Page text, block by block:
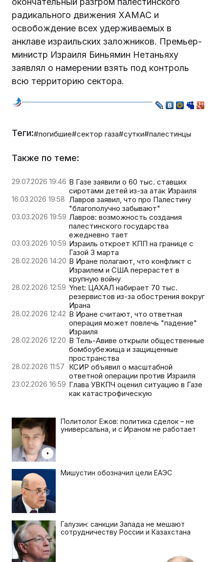
радикального движения ХАМАС и
освобождение всех удерживаемых в
анклаве израильских заложников. Премьер-
министр Израиля Биньямин Нетаньяху
заявлял о намерении взять под контроль
всю территорию сектора.
Теги:#погибшие#сектор газа#сутки#палестинцы
Также по теме:
29.07.2026 19:46 В Газе заявили о 60 тыс. ставших
сиротами детей из-за атак Израиля
16.03.2026 19:58 Лавров заявил, что про Палестину
"благополучно забывают"
03.03.2026 19:59 Лавров: возможность создания
палестинского государства
ежедневно тает
03.03.2026 10:59 Израиль откроет КПП на границе с
Газой 3 марта
28.02.2026 14:20 В Иране полагают, что конфликт с
Израилем и США перерастет в
крупную войну
28.02.2026 12:59 Ynet: ЦАХАЛ набирает 70 тыс.
резервистов из-за обострения вокруг
Ирана
28.02.2026 12:42 В Иране считают, что ответная
операция может повлечь "падение"
Израиля
28.02.2026 12:20 В Тель-Авиве открыли общественные
бомбоубежища и защищенные
пространства
28.02.2026 11:57
КСИР объявил о масштабной
ответной операции против Израиля
23.02.2026 16:59 Глава УВКПЧ оценил ситуацию в Газе
как катастрофическую
Политолог Ежов: политика сделок – не
универсальна, и с Ираном не работает
Мишустин обозначил цели ЕАЭС
Галузин: санкции Запада не мешают
сотрудничеству России и Казахстана